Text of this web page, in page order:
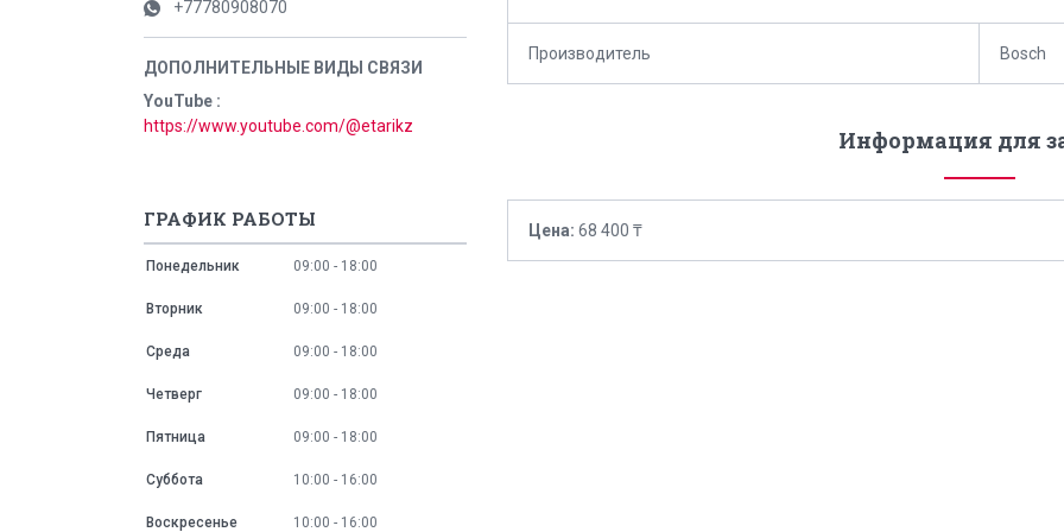
Производитель Bosch
Информация для
Цена: 68 400 ₸
+77780908070
YouTube
https://www.youtube.com/@etarikz
ГРАФИК РАБОТЫ
Понедельник 09:00 18:00
Вторник 09:00 18:00
Среда 09:00 18:00
Четверг 09:00 18:00
Пятница 09:00 18:00
Суббота 10:00 16:00
Воскресенье 10:00 16:00